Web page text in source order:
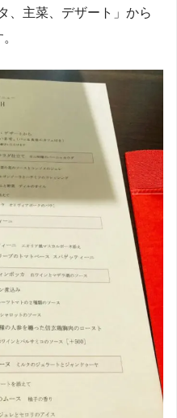
、主菜、デザート」から